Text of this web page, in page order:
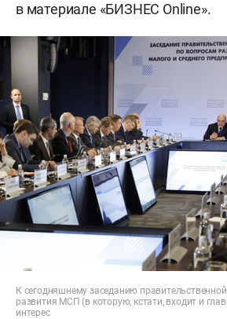
в материале «БИЗНЕС Online».
К сегодняшнему заседанию
развития МСП (в которую, кстати, входит и
интерес